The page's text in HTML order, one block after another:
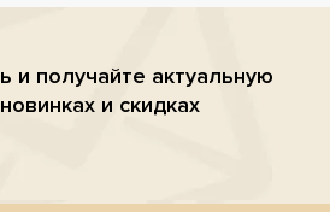
и получайте актуальную
и скидках